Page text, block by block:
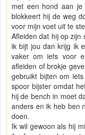
met een hond aan
blokkeert hij de weg
voor mijn voet uit te
Afleiden dat hij op zijn
ik bijt jou dan krijg ik
vaker om iets voor
afleiden of brokje
gebruikt bijten om
spoor bijster omdat
hij de bench in moet
anders en ik heb ben
doen.
Ik wil gewoon als hij